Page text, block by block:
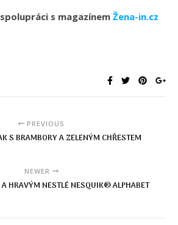
s magazínem Žena-in.cz
PREVIOUS
S BRAMBORY A ZELENÝM CHŘESTEM
NEWER
HRAVÝM NESTLÉ NESQUIK® ALPHABET